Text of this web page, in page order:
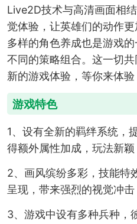
Live2D技术与高清画面相
觉体验，让英雄们的动作
多样的角色养成也是游戏
不同的策略组合。这一切
新的游戏体验，等你来体验
游戏特色
1、设有全新的羁绊系统，
得额外属性加成，玩法新颖
2、画风缤纷多彩，技能特
呈现，带来强烈的视觉冲击
3、游戏中设有多种兵种，